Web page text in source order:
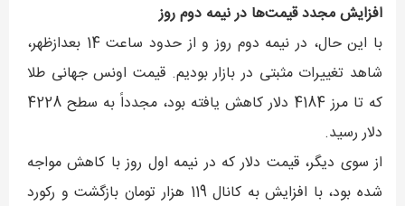
افزایش مجدد قیمت‌ها در نیمه دوم روز
با این حال، در نیمه دوم روز و از حدود ساعت 14 بعدازظهر،
شاهد تغییرات مثبتی در بازار بودیم. قیمت اونس جهانی طلا
که تا مرز 4184 دلار کاهش یافته بود، مجدداً به سطح 4228
دلار رسید.
از سوی دیگر، قیمت دلار که در نیمه اول روز با کاهش مواجه
شده بود، با افزایش به کانال 119 هزار تومان بازگشت و رکورد